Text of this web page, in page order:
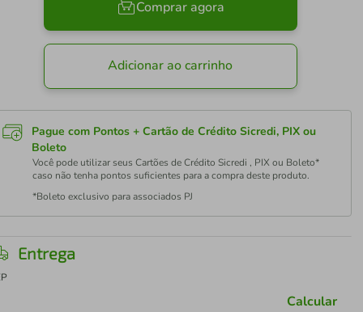
Comprar agora
Adicionar ao carrinho
Pague com Pontos + Cartão de Crédito Sicredi, PIX ou
Boleto
Você pode utilizar seus Cartões de Crédito Sicredi , PIX ou Boleto*
caso não tenha pontos suficientes para a compra deste produto.
*Boleto exclusivo para associados PJ
Entrega
Calcular